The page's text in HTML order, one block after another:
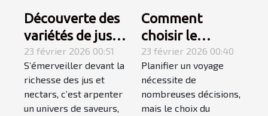
Découverte des
variétés de jus
et nectars pour
des palais
exigeants
23 février 2026 00:51
S’émerveiller devant la
richesse des jus et
nectars, c’est arpenter
un univers de saveurs,
Comment
choisir le
véhicule idéal
pour votre
prochain voyage
?
23 février 2026 00:40
Planifier un voyage
nécessite de
nombreuses décisions,
mais le choix du